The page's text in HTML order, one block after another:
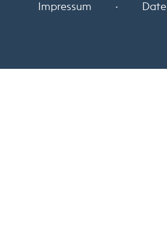
Impressum ·